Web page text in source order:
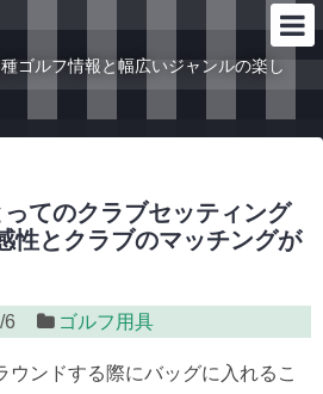
ゴルフ情報と幅広いジャンルの楽し
てのクラブセッティング
性とクラブのマッチングが
6 ゴルフ用具
ウンドする際にバッグに入れるこ